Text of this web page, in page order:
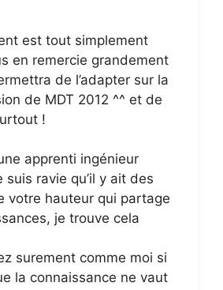
est tout simplement
en remercie grandement
de l’adapter sur la
de MDT 2012 ^^ et de
!
apprenti ingénieur
suis ravie qu’il y ait des
votre hauteur qui partage
je trouve cela
surement comme moi si
la connaissance ne vaut